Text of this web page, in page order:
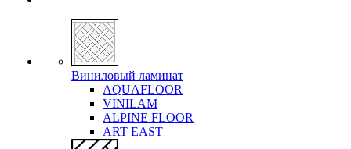
Виниловый ламинат
AQUAFLOOR
VINILAM
ALPINE FLOOR
ART EAST